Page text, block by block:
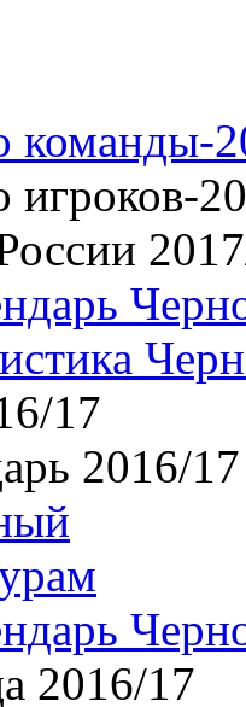
команды-
игроков-
17
2016/17
2016/17